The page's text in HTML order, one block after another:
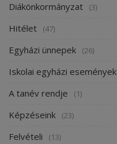
Diákönkormányzat (3)
Hitélet (47)
Egyházi ünnepek (26)
Iskolai egyházi események
A tanév rendje (1)
Képzéseink (23)
Felvételi (13)